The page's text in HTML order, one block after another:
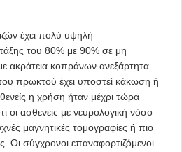
έχει πολύ υψηλή
του 80% με 90% σε μη
ακράτεια κοπράνων ανεξάρτητα
πρωκτού έχει υποστεί κάκωση ή
η χρήση ήταν μέχρι τώρα
οι ασθενείς με νευρολογική νόσο
μαγνητικές τομογραφίες ή πιο
Οι σύγχρονοι επαναφορτιζόμενοι